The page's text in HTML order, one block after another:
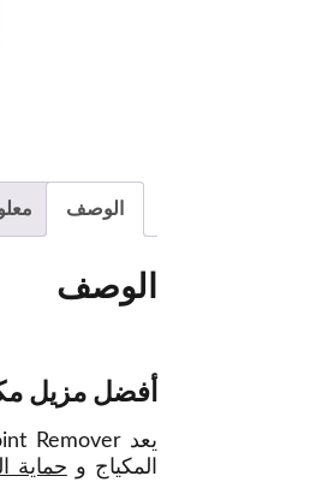
الوصف
الوصف
أفضل مزيل
المكياج و حماية